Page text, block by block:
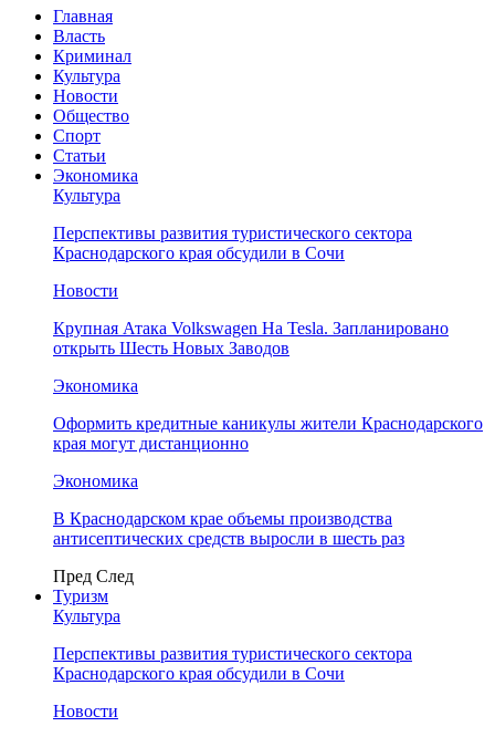
Главная
Власть
Криминал
Культура
Новости
Общество
Спорт
Статьи
Экономика
Культура
Перспективы развития туристического сектора
Краснодарского края обсудили в Сочи
Новости
Крупная Атака Volkswagen На Tesla. Запланировано
открыть Шесть Новых Заводов
Экономика
Оформить кредитные каникулы жители Краснодарского
края могут дистанционно
Экономика
В Краснодарском крае объемы производства
антисептических средств выросли в шесть раз
Пред След
Туризм
Культура
Перспективы развития туристического сектора
Краснодарского края обсудили в Сочи
Новости